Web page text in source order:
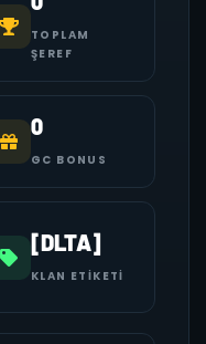
TOPLAM
ŞEREF
0
GC BONUS
[DLTA]
KLAN ETIKETI